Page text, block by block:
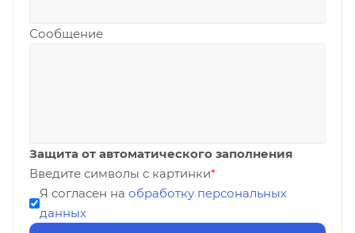
Сообщение
Защита от автоматического заполнения
Введите символы с картинки*
Я согласен на обработку персональных
данных